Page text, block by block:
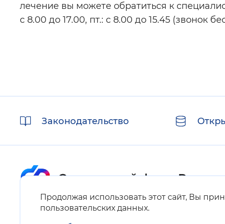
лечение вы можете обратиться к
с 8.00 до 17.00, пт.: с 8.00 до 15.45 (звонок
Продолжая использовать этот сайт, Вы
пользовательских данных.
ссылкиЗаконодательство
Карта сайта